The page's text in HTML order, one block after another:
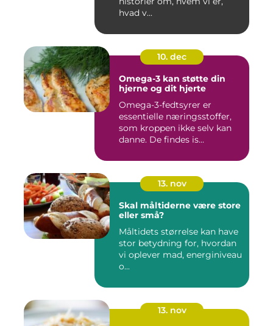
hvad v...
10. dec
Omega-3 kan støtte din
hjerne og dit hjerte
Omega-3-fedtsyrer er
essentielle næringsstoffer,
som kroppen ikke selv kan
danne. De findes is...
13. nov
Skal måltiderne være store
eller små?
Måltidets størrelse kan have
stor betydning for, hvordan
vi oplever mad, energiniveau
o...
13. nov